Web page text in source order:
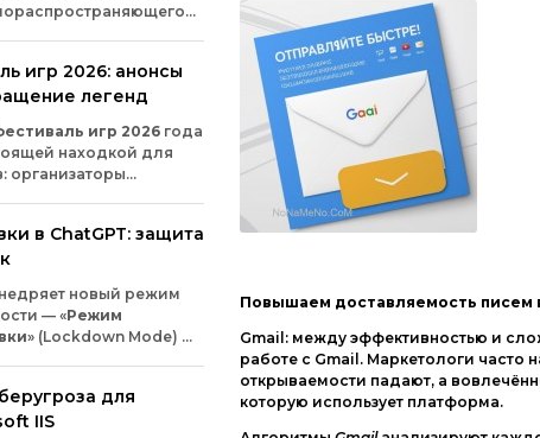
Повышаем доставляемость писем
Gmail: между эффективностью и
работе с Gmail. Маркетологи
открываемости падают, а
которую использует платформа.
Azure‑Samples,
Среди
дляИИ,
экосистемы
пользуются
игр 2026: анонсы
легенд
игр 2026 года
находкой для
организаторы
Зрители увидели
в ChatGPT: защита
новый режим
— «Режим
» (Lockdown Mode) —
атак свнедрением
для
IIS